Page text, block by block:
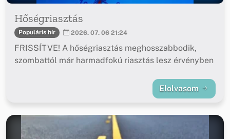
Hőségriasztás
Populáris hír 2026. 07. 06 21:24
FRISSÍTVE! A hőségriasztás meghosszabbodik,
szombattól már harmadfokú riasztás lesz érvényben
Elolvasom